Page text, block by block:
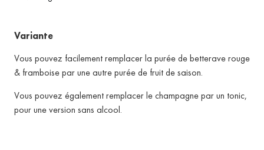
Variante
Vous pouvez facilement remplacer la purée de betterave rouge
& framboise par une autre purée de fruit de saison.
Vous pouvez également remplacer le champagne par un tonic,
pour une version sans alcool.